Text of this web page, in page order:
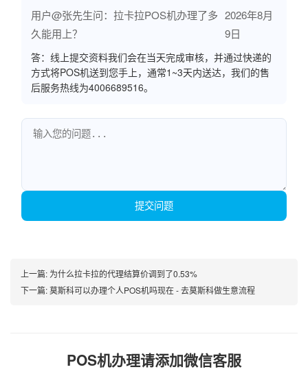
用户@张先生问：拉卡拉POS机办理了多
久能用上？
2026年8月
9日
答：线上提交资料我们会在当天完成审核，并通过快递的
方式将POS机送到您手上，通常1~3天内送达，我们的售
后服务热线为4006689516。
提交问题
上一篇: 为什么拉卡拉的代理结算价调到了0.53%
下一篇:莫斯科可以办理个人POS机吗现在 - 去莫斯科做生意流程
POS机办理请添加微信客服